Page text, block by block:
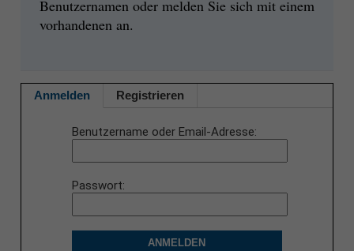
Benutzernamen oder melden Sie sich mit einem
vorhandenen an.
Anmelden Registrieren
Benutzername oder Email-Adresse
Passwort
ANMELDEN